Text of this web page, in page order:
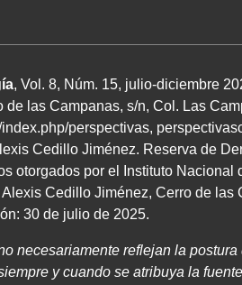
, Vol. 8, Núm. 15, julio-diciembre
las Campanas, s/n, Col. Las
perspectivas,
Cedillo Jiménez. Reserva de
otorgados por el Instituto
Cedillo Jiménez, Cerro de las
30 de julio de 2025.
necesariamente reflejan la
y cuando se atribuya la